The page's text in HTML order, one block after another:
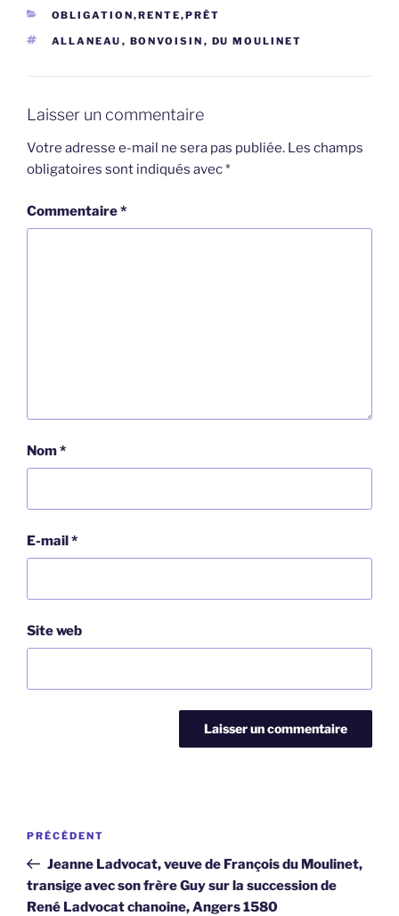
CATÉGORIES
OBLIGATION,RENTE,PRÊT
ÉTIQUETTES
ALLANEAU , BONVOISIN , DU MOULINET
Laisser un commentaire
Votre adresse e-mail ne sera pas publiée. Les champs
obligatoires sont indiqués avec*
Commentaire*
Nom*
E-mail*
Site web
Navigation
l’article
Article
précédent
PRÉCÉDENT
Jeanne Ladvocat, veuve de François du Moulinet,
transige avec son frère Guy sur la succession de
René Ladvocat chanoine, Angers 1580